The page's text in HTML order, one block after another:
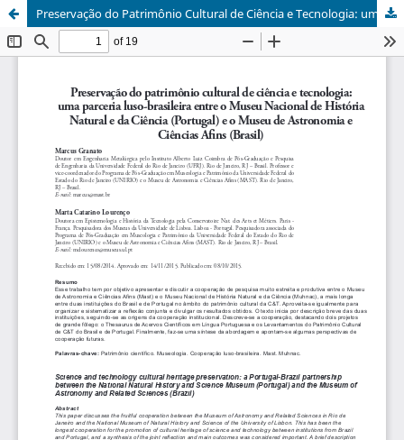
Preservação do Patrimônio Cultural de Ciência e Tecnologia: uma parceria luso-brasileira entre o Museu Nacional de História Natural e da Ciência (Portugal) e o Museu de Astronomia e Ciências Afins (Brasil)